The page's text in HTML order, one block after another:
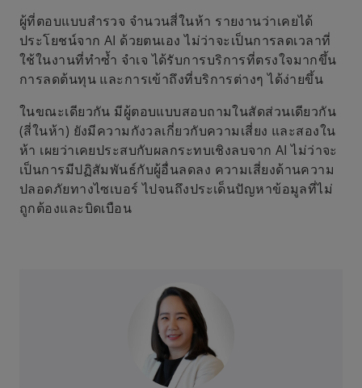
ผู้ที่ตอบแบบสำรวจ จำนวนสี่ในห้า รายงานว่าเคยได้
ประโยชน์จาก AI ด้วยตนเอง ไม่ว่าจะเป็นการลดเวลาที่
ใช้ในงานที่ทำซ้ำ จำเจ ได้รับการบริการที่ตรงใจมากขึ้น
การลดต้นทุน และการเข้าถึงที่บริการต่างๆ ได้ง่ายขึ้น
ในขณะเดียวกัน มีผู้ตอบแบบสอบถามในสัดส่วนเดียวกัน
(สี่ในห้า) ยังมีความกังวลเกี่ยวกับความเสี่ยง และสองใน
ห้า เผยว่าเคยประสบกับผลกระทบเชิงลบจาก AI ไม่ว่าจะ
เป็นการมีปฏิสัมพันธ์กับผู้อื่นลดลง ความเสี่ยงด้านความ
ปลอดภัยทางไซเบอร์ ไปจนถึงประเด็นปัญหาข้อมูลที่ไม่
ถูกต้องและบิดเบือน